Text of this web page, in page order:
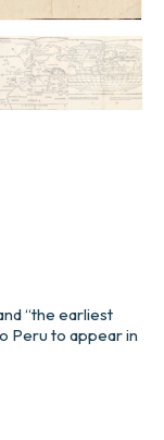
“the earliest
Peru to appear in